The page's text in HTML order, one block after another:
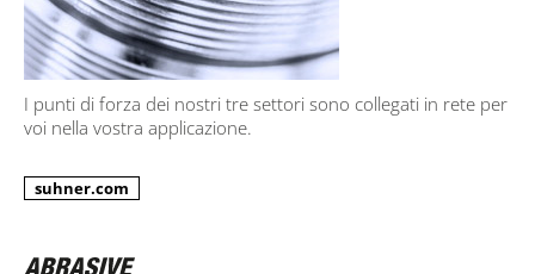
I punti di forza dei nostri tre settori sono collegati in rete per
voi nella vostra applicazione.
suhner.com